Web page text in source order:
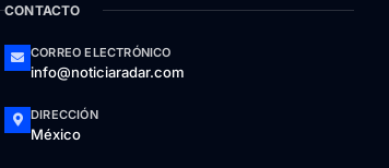
CONTACTO
CORREO ELECTRÓNICO
info@noticiaradar.com
DIRECCIÓN
México